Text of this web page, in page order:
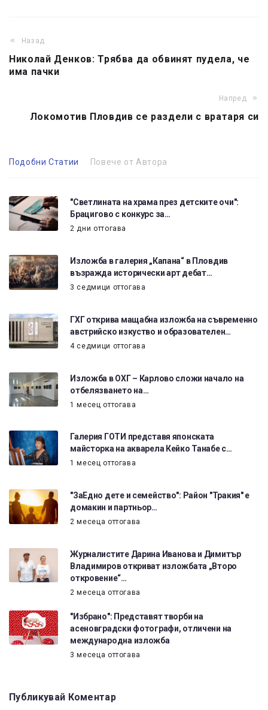
Назад
Николай Денков: Трябва да обвинят пудела, че
има пачки
Напред
Локомотив Пловдив се раздели с вратаря си
Подобни Статии Повече от Автора
"Светлината на храма през детските очи":
Брацигово с конкурс за…
2 дни оттогава
Изложба в галерия „Капана“ в Пловдив
възражда исторически арт дебат…
3 седмици оттогава
ГХГ открива мащабна изложба на съвременно
австрийско изкуство и образователен…
4 седмици оттогава
Изложба в ОХГ – Карлово сложи начало на
отбелязването на…
1 месец оттогава
Галерия ГОТИ представя японската
майсторка на акварела Кейко Танабе с…
1 месец оттогава
"ЗаЕдно дете и семейство": Район "Тракия" е
домакин и партньор…
2 месеца оттогава
Журналистите Дарина Иванова и Димитър
Владимиров откриват изложбата „Второ
откровение“…
2 месеца оттогава
"Избрано": Представят творби на
асеновградски фотографи, отличени на
международна изложба
3 месеца оттогава
Публикувай Коментар